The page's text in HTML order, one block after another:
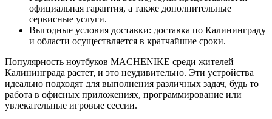
официальная гарантия, а также дополнительные
сервисные услуги.
Выгодные условия доставки: доставка по Калининграду
и области осуществляется в кратчайшие сроки.
Популярность ноутбуков MACHENIKE среди жителей
Калининграда растет, и это неудивительно. Эти устройства
идеально подходят для выполнения различных задач, будь то
работа в офисных приложениях, программирование или
увлекательные игровые сессии.